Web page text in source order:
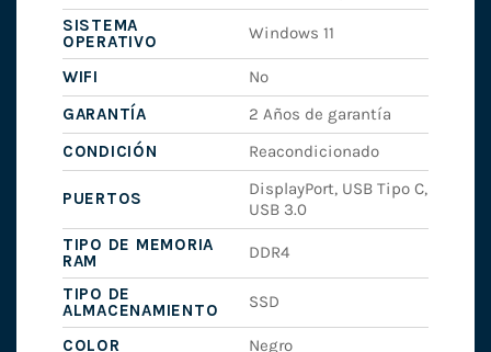
SISTEMA
OPERATIVO
Windows 11
WIFI
No
GARANTÍA
2 Años de garantía
CONDICIÓN
Reacondicionado
PUERTOS
DisplayPort, USB Tipo C,
USB 3.0
TIPO DE MEMORIA
RAM
DDR4
TIPO DE
ALMACENAMIENTO
SSD
COLOR
Negro